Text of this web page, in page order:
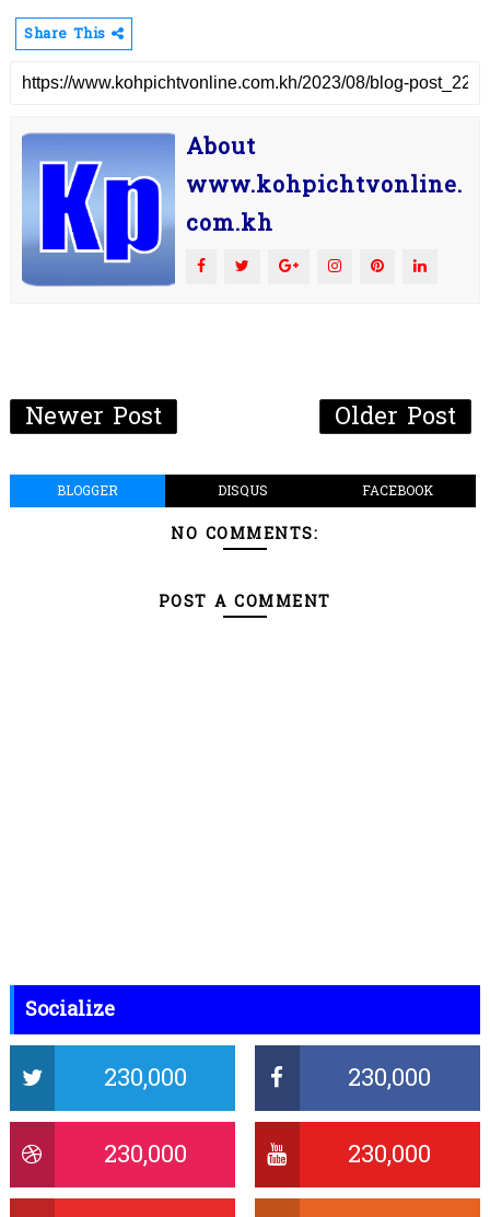
Share This
About
www.kohpichtvonline.
com.kh
Newer Post Older Post
BLOGGER DISQUS FACEBOOK
NO COMMENTS:
POST A COMMENT
Socialize
230,000
230,000
230,000
230,000